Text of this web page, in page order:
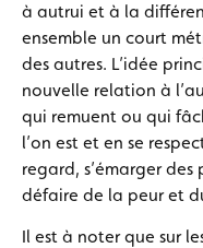
à autrui et à la
ensemble un court
des autres. L’idée
nouvelle relation à
qui remuent ou qui
l’on est et en se
regard, s’émarger
défaire de la peur et
Il est à noter que sur